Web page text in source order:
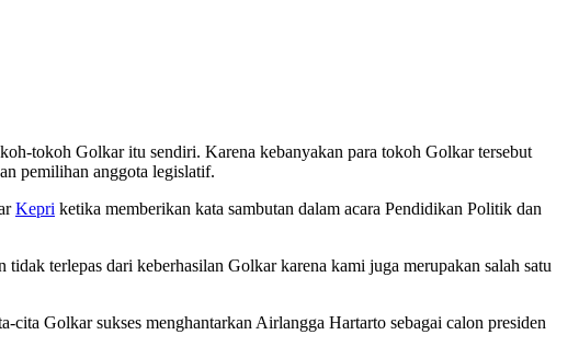
tokoh Golkar itu sendiri. Karena kebanyakan para tokoh Golkar tersebut
pemilihan anggota legislatif.
Kepri ketika memberikan kata sambutan dalam acara Pendidikan Politik dan
terlepas dari keberhasilan Golkar karena kami juga merupakan salah satu
cita Golkar sukses menghantarkan Airlangga Hartarto sebagai calon presiden